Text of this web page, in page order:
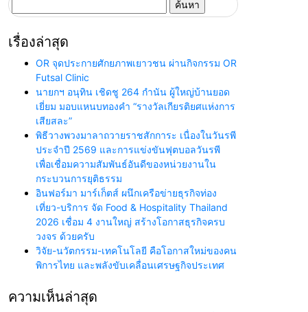
สำหรับ:
เรื่องล่าสุด
OR จุดประกายศักยภาพเยาวชน ผ่านกิจกรรม OR
Futsal Clinic
นายกฯ อนุทิน เชิดชู 264 กำนัน ผู้ใหญ่บ้านยอด
เยี่ยม มอบแหนบทองคำ “รางวัลเกียรติยศแห่งการ
เสียสละ”
พิธีวางพวงมาลาถวายราชสักการะ เนื่องในวันรพี
ประจำปี 2569 และการแข่งขันฟุตบอลวันรพี
เพื่อเชื่อมความสัมพันธ์อันดีของหน่วยงานใน
กระบวนการยุติธรรม
อินฟอร์มา มาร์เก็ตส์ ผนึกเครือข่ายธุรกิจท่อง
เที่ยว-บริการ จัด Food & Hospitality Thailand
2026 เชื่อม 4 งานใหญ่ สร้างโอกาสธุรกิจครบ
วงจร ด้วยครับ
วิจัย-นวัตกรรม-เทคโนโลยี คือโอกาสใหม่ของคน
พิการไทย และพลังขับเคลื่อนเศรษฐกิจประเทศ
ความเห็นล่าสุด